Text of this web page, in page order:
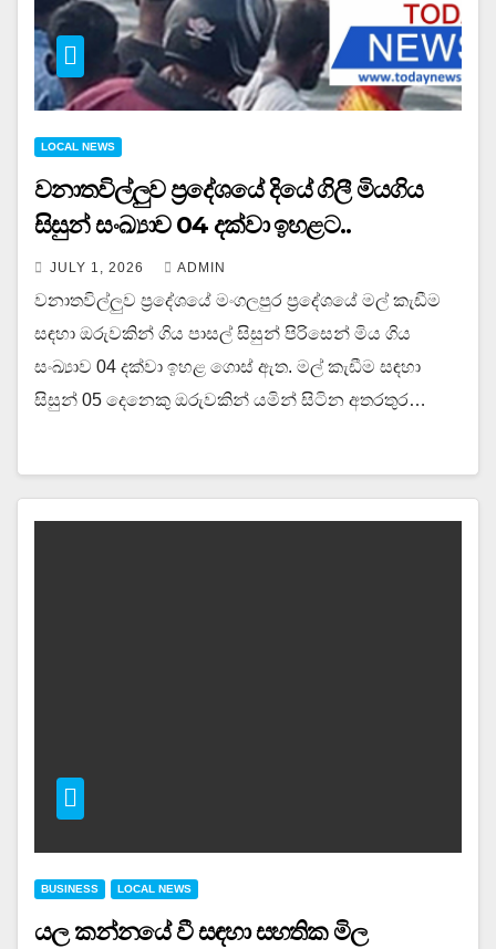
LOCAL NEWS
වනාතවිල්ලුව ප්‍රදේශයේ දියේ ගිලී මියගිය
සිසුන් සංඛ්‍යාව 04 දක්වා ඉහළට..
JULY 1, 2026 ADMIN
වනාතවිල්ලුව ප්‍රදේශයේ මංගලපුර ප්‍රදේශයේ මල් කැඩීම
සඳහා ඔරුවකින් ගිය පාසල් සිසුන් පිරිසෙන් මිය ගිය
සංඛ්‍යාව 04 දක්වා ඉහළ ගොස් ඇත. මල් කැඩීම සඳහා
සිසුන් 05 දෙනෙකු ඔරුවකින් යමින් සිටින අතරතුර…
BUSINESS LOCAL NEWS
යල කන්නයේ වී සඳහා සහතික මිල